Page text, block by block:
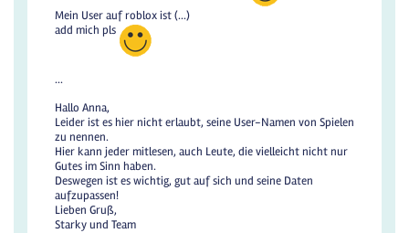
Mein User auf roblox ist (...)
add mich pls
...
Hallo Anna,
Leider ist es hier nicht erlaubt, seine User-Namen von Spielen
zu nennen.
Hier kann jeder mitlesen, auch Leute, die vielleicht nicht nur
Gutes im Sinn haben.
Deswegen ist es wichtig, gut auf sich und seine Daten
aufzupassen!
Lieben Gruß,
Starky und Team